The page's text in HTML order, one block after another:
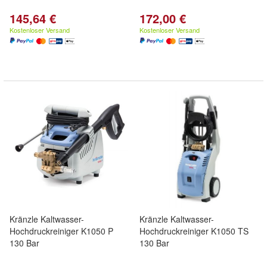
145,64 €
Kostenloser Versand
172,00 €
Kostenloser Versand
Kränzle Kaltwasser-
Hochdruckreiniger K1050 P
130 Bar
Kränzle Kaltwasser-
Hochdruckreiniger K1050 TS
130 Bar